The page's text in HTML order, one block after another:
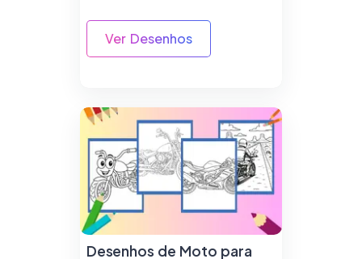
Ver Desenhos
Desenhos de Moto para